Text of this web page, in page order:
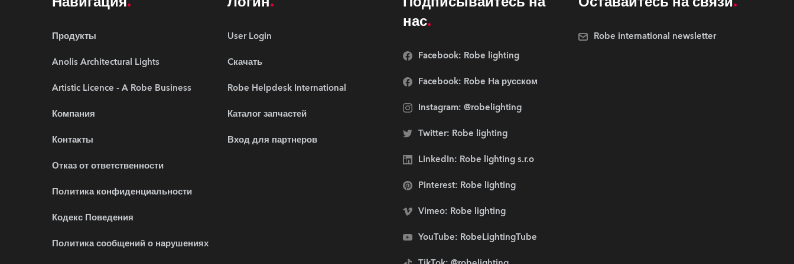
Продукты
Anolis Architectural Lights
Artistic Licence - A Robe Business
Компания
Контакты
Отказ от ответственности
Политика конфиденциальности
Кодекс Поведения
Политика сообщений о нарушениях
User Login
Cкачать
Robe Helpdesk International
Каталог запчастей
Вход для партнеров
нас
Facebook: Robe lighting
Facebook: Robe Hа русском
Instagram: @robelighting
Twitter: Robe lighting
LinkedIn: Robe lighting s.r.o
Pinterest: Robe lighting
Vimeo: Robe lighting
YouTube: RobeLightingTube
Robe international newsletter